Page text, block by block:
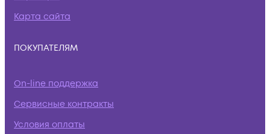
Карта сайта
ПОКУПАТЕЛЯМ
On-line поддержка
Сервисные контракты
Условия оплаты